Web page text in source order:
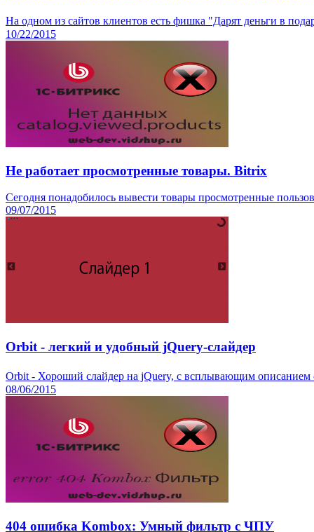
На одном из сайтов клиентов есть фишка "Дарят деньги в
10/22/2015
Не работает просмотренные товары. Bitrix
Сегодня понадобилось вывести товары просмотренные
09/07/2015
Orbit - легкий и удобный jQuery-слайдер
Orbit - Хороший слайдер на jQuery, с всплывающим описанием
08/06/2015
404 ошибка Kombox: Умный фильтр с ЧПУ